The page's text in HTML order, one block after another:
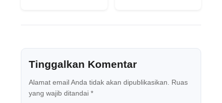
Tinggalkan Komentar
Alamat email Anda tidak akan dipublikasikan. Ruas
yang wajib ditandai *